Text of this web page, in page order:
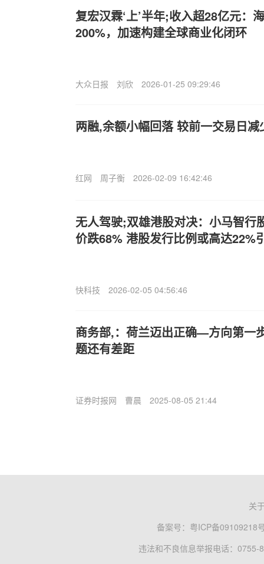
复宏汉霖‘上’半年;收入超28亿元：
200%，加速构建全球商业化闭环
大众日报 刘欣 2026-01-25 09:29:46
两融,余额小幅回落 较前一交易日减
红网 周子衡 2026-02-09 16:42:46
无人驾驶;双雄港股对决：小马智行
价跌68% 港股发行比例或高达22%
快科技 2026-02-05 04:56:46
商务部,：荷兰迈出正确—方向第一
题还有差距
证券时报网 曹晨 2025-08-05 21:44
关
备案号： 粤ICP备09109218
违法和不良信息举报电话：0755-